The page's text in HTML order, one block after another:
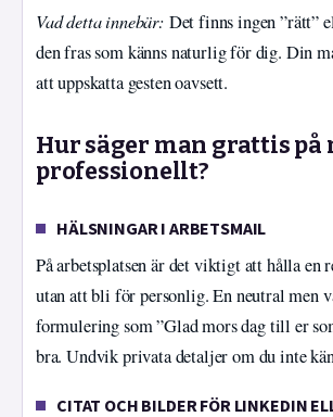
Vad detta innebär: Det finns ingen ”rätt”
den fras som känns naturlig för dig. Din
att uppskatta gesten oavsett.
Hur säger man grattis på
professionellt?
HÄLSNINGAR I ARBETSMAIL
På arbetsplatsen är det viktigt att hålla en
utan att bli för personlig. En neutral men
formulering som ”Glad mors dag till er
bra. Undvik privata detaljer om du inte
CITAT OCH BILDER FÖR LINKEDIN